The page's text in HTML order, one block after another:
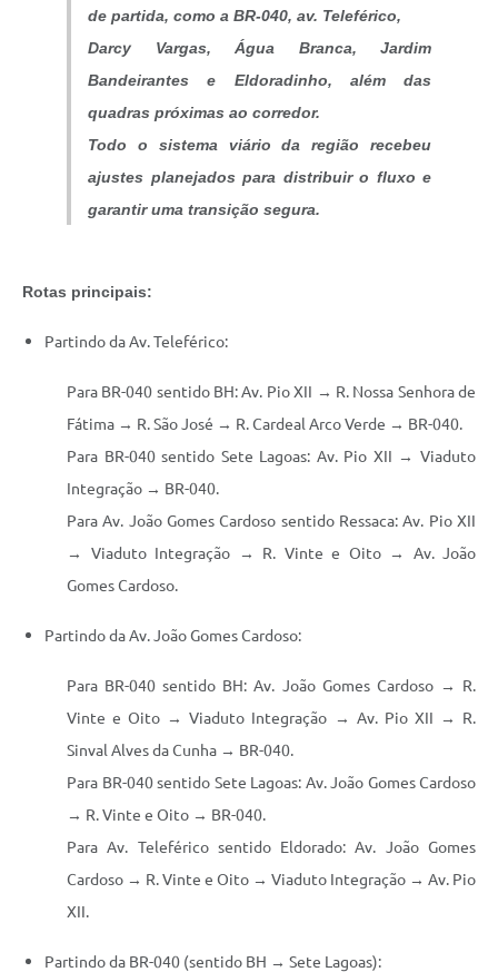
de partida, como a BR-040, av. Teleférico,
Darcy Vargas, Água Branca, Jardim
Bandeirantes e Eldoradinho, além das
quadras próximas ao corredor.
Todo o sistema viário da região recebeu
ajustes planejados para distribuir o fluxo e
garantir uma transição segura.
Rotas principais:
Partindo da Av. Teleférico:
Para BR-040 sentido BH: Av. Pio XII → R. Nossa Senhora de
Fátima → R. São José → R. Cardeal Arco Verde → BR-040.
Para BR-040 sentido Sete Lagoas: Av. Pio XII → Viaduto
Integração → BR-040.
Para Av. João Gomes Cardoso sentido Ressaca: Av. Pio XII
→ Viaduto Integração → R. Vinte e Oito → Av. João
Gomes Cardoso.
Partindo da Av. João Gomes Cardoso:
Para BR-040 sentido BH: Av. João Gomes Cardoso → R.
Vinte e Oito → Viaduto Integração → Av. Pio XII → R.
Sinval Alves da Cunha → BR-040.
Para BR-040 sentido Sete Lagoas: Av. João Gomes Cardoso
→ R. Vinte e Oito → BR-040.
Para Av. Teleférico sentido Eldorado: Av. João Gomes
Cardoso → R. Vinte e Oito → Viaduto Integração → Av. Pio
XII.
Partindo da BR-040 (sentido BH → Sete Lagoas):